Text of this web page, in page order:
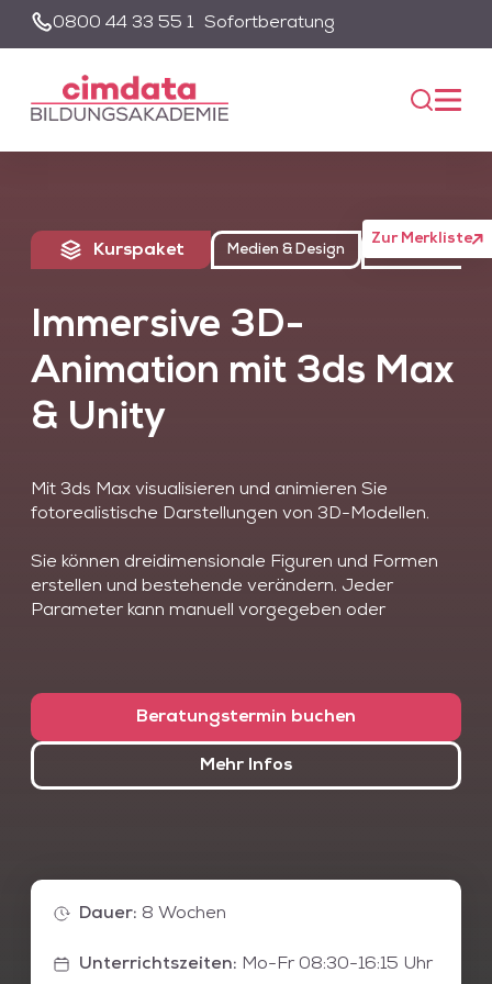
0800 44 33 55 1 Sofortberatung
Zur Merkliste
Unsere Suche wird von einem KI-gestützten Chatbot-System
der Datenschutzerklärung zustimmen und die entsprechenden
Kurspaket Medien & Design
Immersive 3D-
Animation mit 3ds Max
& Unity
Mit 3ds Max visualisieren und animieren Sie
fotorealistische Darstellungen von 3D-Modellen.
Sie können dreidimensionale Figuren und Formen
erstellen und bestehende verändern. Jeder
Parameter kann manuell vorgegeben oder
werden. Unzählige integrierte Materialbibliotheken
halten vielseitige Vorlagen für den Anwender bereit
und unterstützen so die Umsetzung der kreativen
Ansätze des Nutzers. Es bietet umfangreiche
Darstellungen und unterschiedlichste Modifikatoren
bearbeitet werden. Mithilfe von Partikelsystemen
Filmsequenz ausgegeben werden. So werden auch
Beratungstermin buchen
Mehr Infos
Dauer: 8 Wochen
Unterrichtszeiten: Mo-Fr 08:30-16:15 Uhr